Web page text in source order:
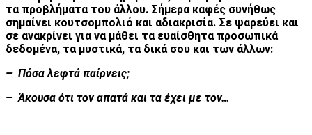
τα προβλήματα του άλλου. Σήμερα καφές συνήθως
σημαίνει κουτσομπολιό και αδιακρισία. Σε ψαρεύει και
σε ανακρίνει για να μάθει τα ευαίσθητα προσωπικά
δεδομένα, τα μυστικά, τα δικά σου και των άλλων:
– Πόσα λεφτά παίρνεις;
– Άκουσα ότι τον απατά και τα έχει με τον…